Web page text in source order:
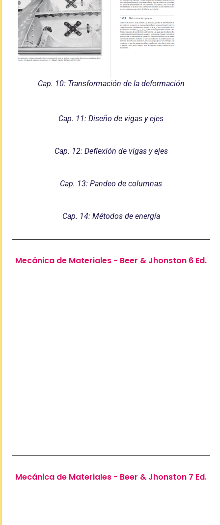
Cap. 10: Transformación de la deformación
Cap. 11: Diseño de vigas y ejes
Cap. 12: Deflexión de vigas y ejes
Cap. 13: Pandeo de columnas
Cap. 14: Métodos de energía
Mecánica de Materiales - Beer & Jhonston 6 Ed.
Mecánica de Materiales - Beer & Jhonston 7 Ed.